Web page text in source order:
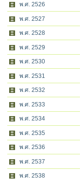
พ.ศ. 2526
พ.ศ. 2527
พ.ศ. 2528
พ.ศ. 2529
พ.ศ. 2530
พ.ศ. 2531
พ.ศ. 2532
พ.ศ. 2533
พ.ศ. 2534
พ.ศ. 2535
พ.ศ. 2536
พ.ศ. 2537
พ.ศ. 2538